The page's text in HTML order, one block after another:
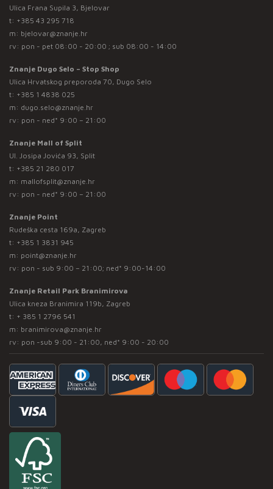
Ulica Frana Supila 3, Bjelovar
t: +385 43 295 718
m: bjelovar@znanje.hr
rv: pon - pet 08:00 - 20:00 ; sub 08:00 - 14:00
Znanje Dugo Selo – Stop Shop
Ulica Hrvatskog preporoda 70, Dugo Selo
t: +385 1 4838 025
m: dugo.selo@znanje.hr
rv: pon - ned* 9:00 – 21:00
Znanje Mall of Split
Ul. Josipa Jovića 93, Split
t: +385 21 280 017
m: mallofsplit@znanje.hr
rv: pon - ned* 9:00 – 21:00
Znanje Point
Rudeška cesta 169a, Zagreb
t: +385 1 3831 945
m: point@znanje.hr
rv: pon - sub 9:00 – 21:00; ned* 9:00-14:00
Znanje Retail Park Branimirova
Ulica kneza Branimira 119b, Zagreb
t: + 385 1 2796 541
m: branimirova@znanje.hr
rv: pon -sub 9:00 - 21:00, ned* 9:00 - 20:00